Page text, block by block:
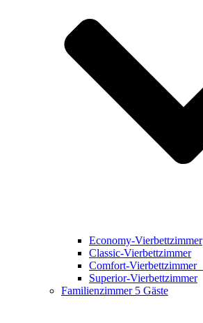
Economy-Vierbettzimmer
Classic-Vierbettzimmer
Comfort-Vierbettzimmer
Superior-Vierbettzimmer
Familienzimmer 5 Gäste